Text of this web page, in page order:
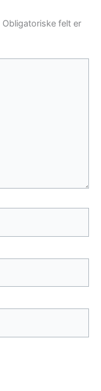
Obligatoriske felt er